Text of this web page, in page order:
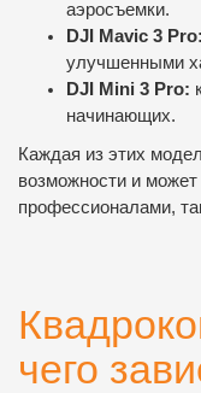
аэросъемки.
DJI Mavic 3 Pro:
улучшенными
DJI Mini 3 Pro:
начинающих.
Каждая из этих
возможности и
профессионалами,
чего